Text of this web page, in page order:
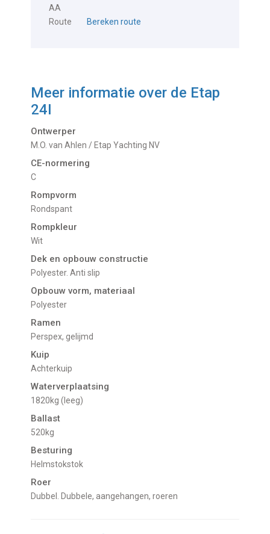
AA
Route
Bereken route
Meer informatie over de Etap
24I
Ontwerper
M.O. van Ahlen / Etap Yachting NV
CE-normering
C
Rompvorm
Rondspant
Rompkleur
Wit
Dek en opbouw constructie
Polyester. Anti slip
Opbouw vorm, materiaal
Polyester
Ramen
Perspex, gelijmd
Kuip
Achterkuip
Waterverplaatsing
1820kg (leeg)
Ballast
520kg
Besturing
Helmstokstok
Roer
Dubbel. Dubbele, aangehangen, roeren